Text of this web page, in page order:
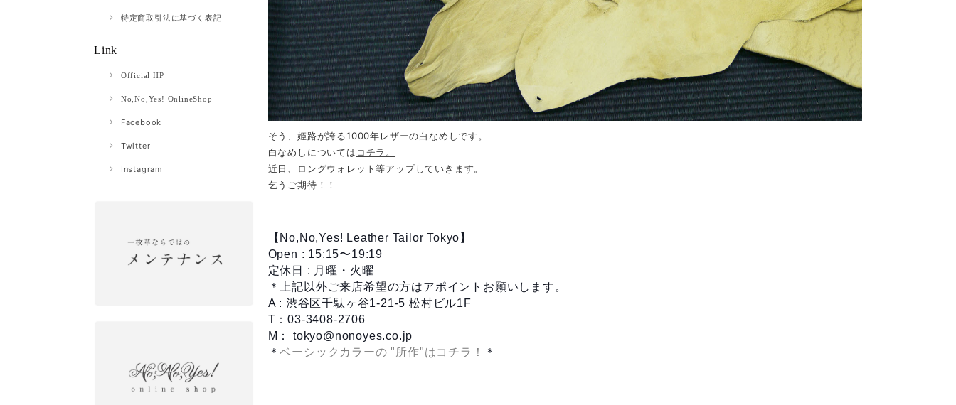
特定商取引法に基づく表記
Link
Official HP
No,No,Yes! OnlineShop
Facebook
Twitter
Instagram
そう、姫路が誇る1000年レザーの白なめしです。
白なめしについては コチラ。
近日、ロングウォレット等アップしていきます。
乞うご期待！！
【No,No,Yes! Leather Tailor Tokyo】
Open : 15:15〜19:19
定休日 : 月曜・火曜
＊上記以外ご来店希望の方はアポイントお願いします。
A : 渋谷区千駄ヶ谷1-21-5 松村ビル1F
T：03-3408-2706
M：tokyo@nonoyes.co.jp
＊ベーシックカラーの "所作"はコチラ！ ＊